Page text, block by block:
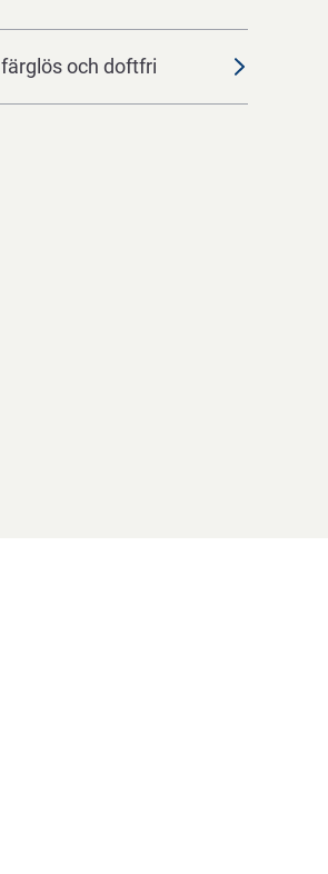
färglös och doftfri